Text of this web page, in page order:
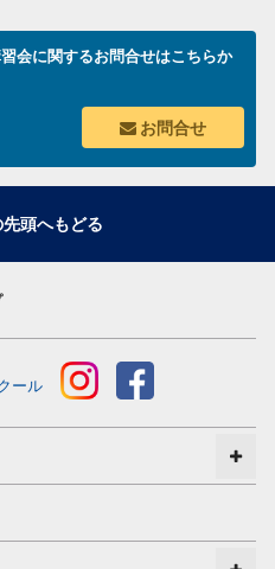
会に関するお問合せはこちらか
お問合せ
頭へもどる
ール